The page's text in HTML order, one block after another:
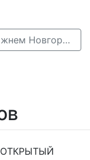
В Нижнем Новгороде открылась новогодняя гостиная в центре «Хохлома» →
ОТКРЫТЫЙ